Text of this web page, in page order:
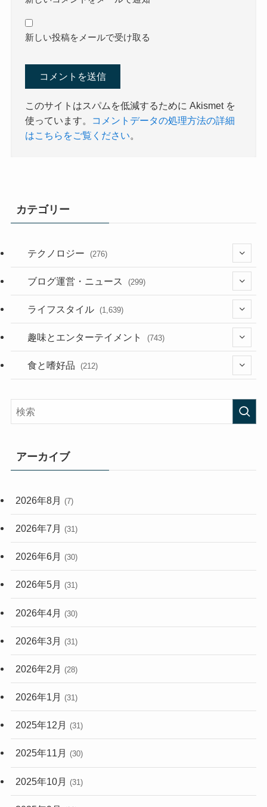
新しい投稿をメールで受け取る
このサイトはスパムを低減するために Akismet を
使っています。
コメントデータの処理方法の詳細
はこちらをご覧ください。
カテゴリー
テクノロジー (276)
(36)
(187)
ブログ運営・ニュース (299)
(118)
(181)
ライフスタイル (1,639)
(394)
(282)
(33)
(248)
趣味とエンターテイメント (743)
(56)
食と嗜好品 (212)
アーカイブ
2026年8月 (7)
2026年7月 (31)
2026年6月 (30)
2026年5月 (31)
2026年4月 (30)
2026年3月 (31)
2026年2月 (28)
2026年1月 (31)
2025年12月 (31)
2025年11月 (30)
2025年10月 (31)